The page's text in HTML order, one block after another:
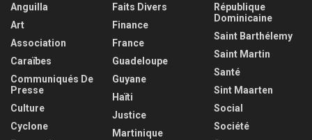
Anguilla
Art
Association
Caraïbes
Communiqués De
Presse
Culture
Cyclone
Faits Divers
Finance
France
Guadeloupe
Guyane
Haïti
Justice
Martinique
République
Dominicaine
Saint Barthélemy
Saint Martin
Santé
Sint Maarten
Social
Société